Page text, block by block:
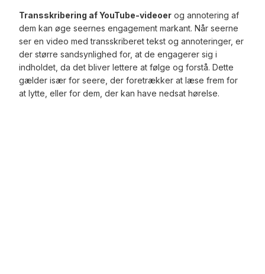
Transskribering af YouTube-videoer og annotering af
dem kan øge seernes engagement markant. Når seerne
ser en video med transskriberet tekst og annoteringer, er
der større sandsynlighed for, at de engagerer sig i
indholdet, da det bliver lettere at følge og forstå. Dette
gælder især for seere, der foretrækker at læse frem for
at lytte, eller for dem, der kan have nedsat hørelse.